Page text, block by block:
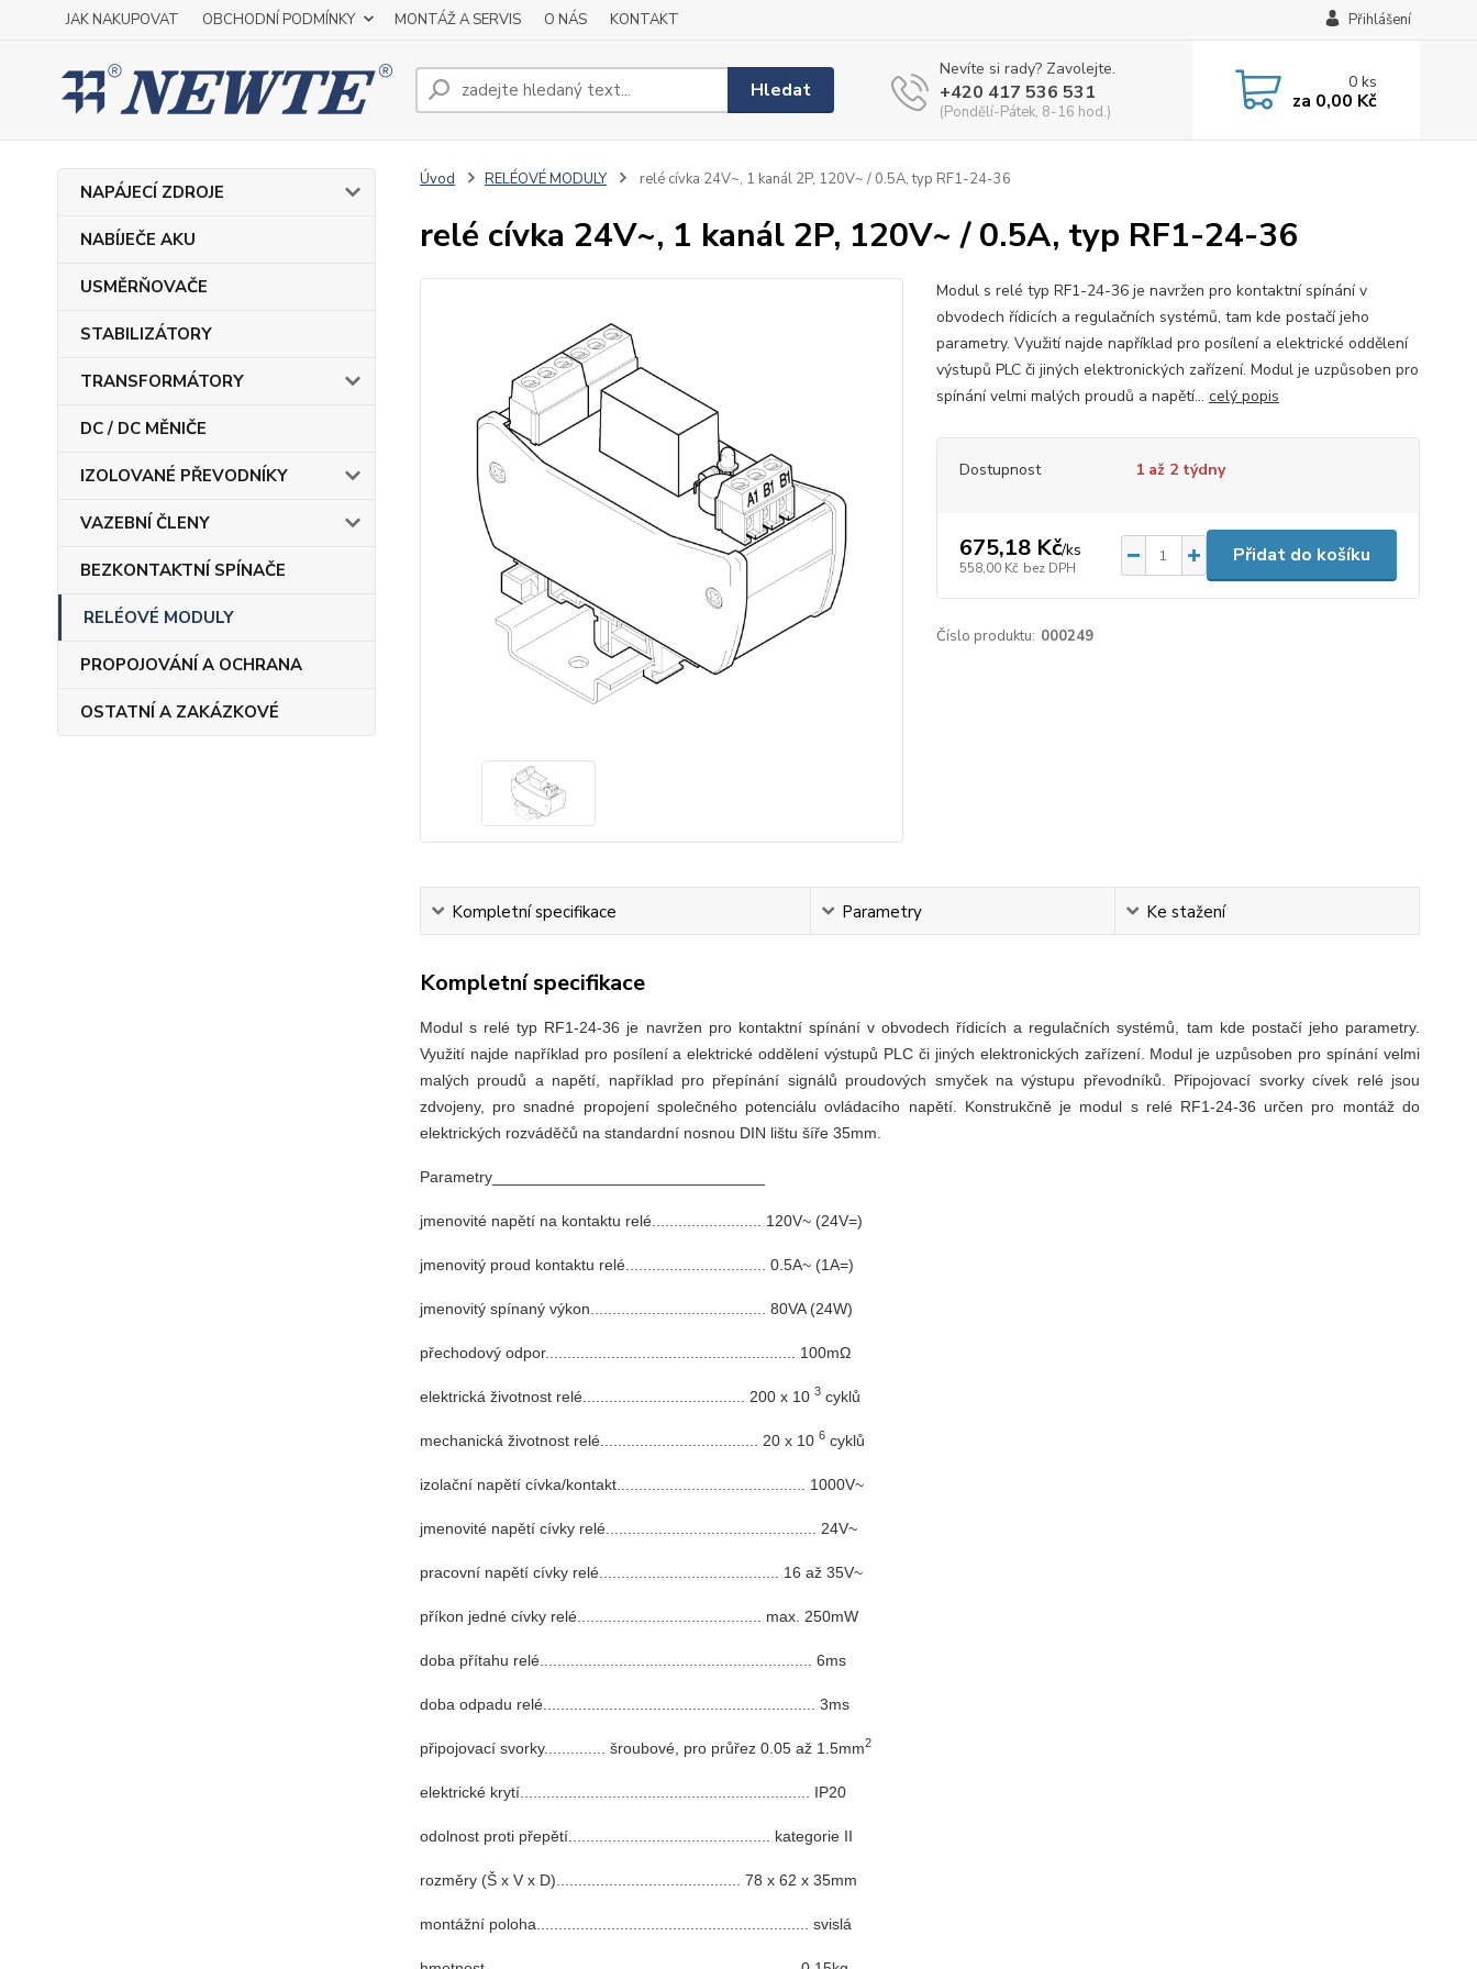
JAK NAKUPOVAT OBCHODNÍ PODMÍNKY MONTÁŽ A SERVIS O NÁS KONTAKT Přihlášení
Hledat
Nevíte si rady? Zavolejte.
+420 417 536 531
(Pondělí-Pátek, 8-16 hod.)
0ks
za 0,00 Kč
NAPÁJECÍ ZDROJE
NABÍJEČE AKU
USMĚRŇOVAČE
STABILIZÁTORY
TRANSFORMÁTORY
DC / DC MĚNIČE
IZOLOVANÉ PŘEVODNÍKY
VAZEBNÍ ČLENY
BEZKONTAKTNÍ SPÍNAČE
RELÉOVÉ MODULY
PROPOJOVÁNÍ A OCHRANA
OSTATNÍ A ZAKÁZKOVÉ
Úvod RELÉOVÉ MODULY relé cívka 24V~, 1 kanál 2P, 120V~ / 0.5A, typ RF1-24-36
relé cívka 24V~, 1 kanál 2P, 120V~ / 0.5A, typ RF1-24-36
Modul s relé typ RF1-24-36 je navržen pro kontaktní spínání v
obvodech řídicích a regulačních systémů, tam kde postačí jeho
parametry. Využití najde například pro posílení a elektrické oddělení
výstupů PLC či jiných elektronických zařízení. Modul je uzpůsoben pro
spínání velmi malých proudů a napětí... celý popis
Dostupnost 1 až 2 týdny
675,18 Kč/ks
558,00 Kč bez DPH
Přidat do košíku
Číslo produktu: 000249
Kompletní specifikace Parametry Ke stažení
Kompletní specifikace
Modul s relé typ RF1-24-36 je navržen pro kontaktní spínání v obvodech řídicích a regulačních systémů, tam kde postačí jeho parametry.
Využití najde například pro posílení a elektrické oddělení výstupů PLC či jiných elektronických zařízení. Modul je uzpůsoben pro spínání velmi
malých proudů a napětí, například pro přepínání signálů proudových smyček na výstupu převodníků. Připojovací svorky cívek relé jsou
zdvojeny, pro snadné propojení společného potenciálu ovládacího napětí. Konstrukčně je modul s relé RF1-24-36 určen pro montáž do
elektrických rozváděčů na standardní nosnou DIN lištu šíře 35mm.
Parametry_______________________________
jmenovité napětí na kontaktu relé......................... 120V~ (24V=)
jmenovitý proud kontaktu relé................................ 0.5A~ (1A=)
jmenovitý spínaný výkon........................................ 80VA (24W)
přechodový odpor......................................................... 100mΩ
elektrická životnost relé..................................... 200 x 10 3cyklů
mechanická životnost relé.................................... 20 x 10 6cyklů
izolační napětí cívka/kontakt........................................... 1000V~
jmenovité napětí cívky relé................................................ 24V~
pracovní napětí cívky relé......................................... 16 až 35V~
příkon jedné cívky relé.......................................... max. 250mW
doba přítahu relé.............................................................. 6ms
doba odpadu relé.............................................................. 3ms
připojovací svorky.............. šroubové, pro průřez 0.05 až 1.5mm2
elektrické krytí.................................................................. IP20
odolnost proti přepětí.............................................. kategorie II
rozměry (Š x V x D).......................................... 78 x 62 x 35mm
montážní poloha.............................................................. svislá